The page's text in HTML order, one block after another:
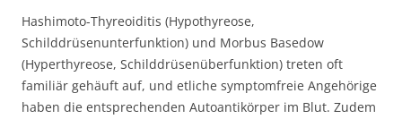
Hashimoto-Thyreoiditis (Hypothyreose,
Schilddrüsenunterfunktion) und Morbus Basedow
(Hyperthyreose, Schilddrüsenüberfunktion) treten oft
familiär gehäuft auf, und etliche symptomfreie Angehörige
haben die entsprechenden Autoantikörper im Blut. Zudem